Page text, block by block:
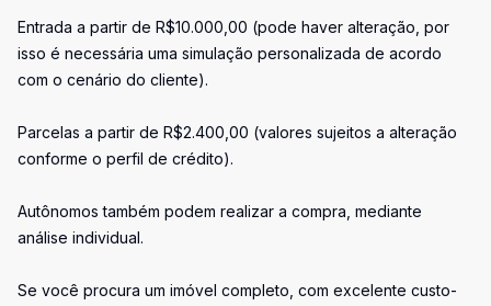
Entrada a partir de R$10.000,00 (pode haver alteração, por
isso é necessária uma simulação personalizada de acordo
com o cenário do cliente).
Parcelas a partir de R$2.400,00 (valores sujeitos a alteração
conforme o perfil de crédito).
Autônomos também podem realizar a compra, mediante
análise individual.
Se você procura um imóvel completo, com excelente custo-